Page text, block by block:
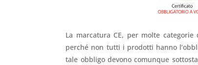
La marcatura CE, per molte categorie
perché non tutti i prodotti hanno
tale obbligo devono comunque